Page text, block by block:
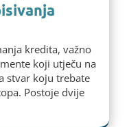
kredita, važno
koji utječu na
stvar koju trebate
Postoje dvije